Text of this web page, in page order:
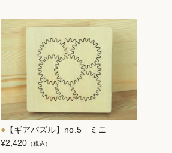
【ギアパズル】no.5 ミニ
¥2,420 （税込）